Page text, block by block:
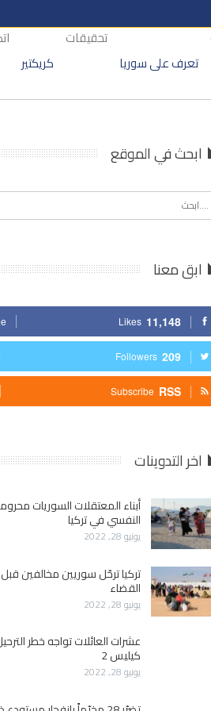
تعرف على سوريا
تحقيقات
كريكتير
ابحث في الموقع
ابق معنا
11,148
Likes
209
Followers
RSS
Subscribe
اخر التدوينات
أبناء المعتقلات السوريات
النفسي في تركيا
يونيو 28, 2022
تركيا ترحّل سوريين مخالفين
القضاء
يونيو 28, 2022
عشرات العائلات تواجه خطر
كيليس 2
يونيو 28, 2022